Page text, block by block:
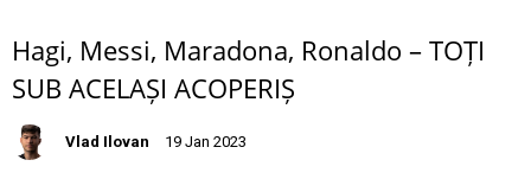
Hagi, Messi, Maradona, Ronaldo – TOȚI
SUB ACELAȘI ACOPERIȘ
Vlad Ilovan 19 Jan 2023